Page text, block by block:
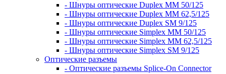
- Шнуры оптические Duplex MM 50/125
- Шнуры оптические Duplex MM 62,5/125
- Шнуры оптические Duplex SM 9/125
- Шнуры оптические Simplex MM 50/125
- Шнуры оптические Simplex MM 62,5/125
- Шнуры оптические Simplex SM 9/125
Оптические разъемы
- Оптические разъемы Splice-On Connector